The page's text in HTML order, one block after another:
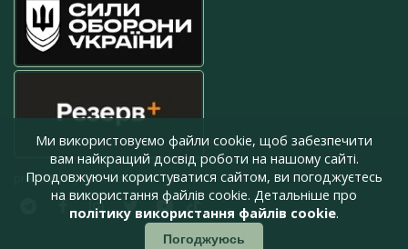
press@armyinform.com.ua
Ми використовуємо файли cookie, щоб забезпечити
вам найкращий досвід роботи на нашому сайті.
Продовжуючи користуватися сайтом, ви погоджуєтесь
на використання файлів cookie. Детальніше про
політику використання файлів cookie.
Погоджуюсь